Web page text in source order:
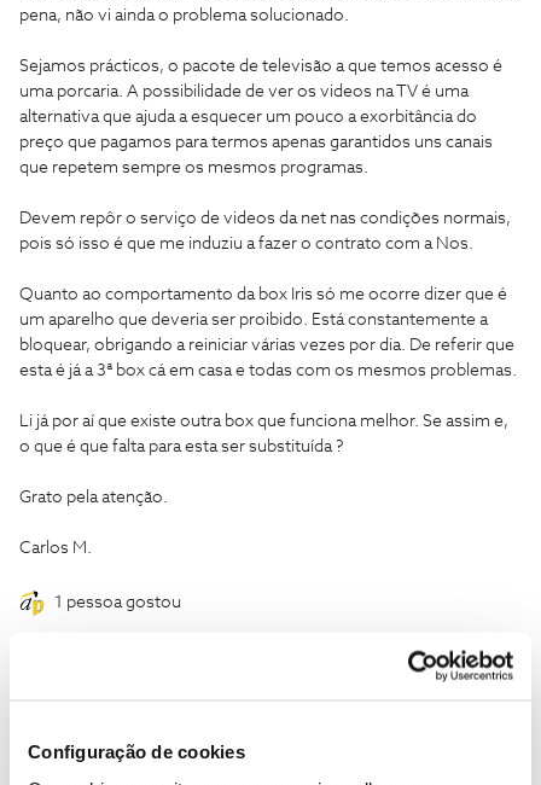
Configuração de cookies
pena, não vi ainda o problema solucionado.
Sejamos prácticos, o pacote de televisão a que temos acesso é
uma porcaria. A possibilidade de ver os videos na TV é uma
alternativa que ajuda a esquecer um pouco a exorbitância do
preço que pagamos para termos apenas garantidos uns canais
que repetem sempre os mesmos programas.
Devem repôr o serviço de videos da net nas condições normais,
pois só isso é que me induziu a fazer o contrato com a Nos.
Quanto ao comportamento da box Iris só me ocorre dizer que é
um aparelho que deveria ser proibido. Está constantemente a
bloquear, obrigando a reiniciar várias vezes por dia. De referir que
esta é já a 3ª box cá em casa e todas com os mesmos problemas.
Li já por aí que existe outra box que funciona melhor. Se assim e,
o que é que falta para esta ser substituída ?
Grato pela atenção.
Carlos M.
1 pessoa gostou
Carolina V.